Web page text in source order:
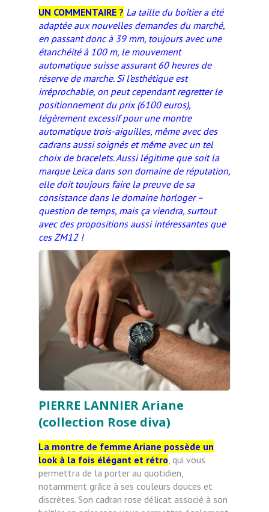
UN COMMENTAIRE ? La taille du boîtier a été
adaptée aux nouvelles demandes du marché,
en passant donc à 39 mm, toujours avec une
étanchéité à 100 m, le mouvement
automatique suisse assurant 60 heures de
réserve de marche. Si l’esthétique est
irréprochable, on peut cependant regretter le
positionnement du prix (6100 euros),
légèrement excessif pour une montre
automatique trois-aiguilles, même avec des
cadrans aussi soignés et même avec un tel
choix de bracelets. Aussi légitime que soit la
marque Leica dans son domaine de réputation,
elle doit toujours faire la preuve de sa
consistance dans le domaine horloger –
question de temps, mais ça viendra, surtout
avec des propositions aussi intéressantes que
ces ZM12 !
PIERRE LANNIER Ariane
(collection Rose diva)
La montre de femme Ariane possède un
look à la fois élégant et rétro, qui vous
permettra de la porter au quotidien,
notamment grâce à ses couleurs douces et
discrètes. Son cadran rose délicat associé à son